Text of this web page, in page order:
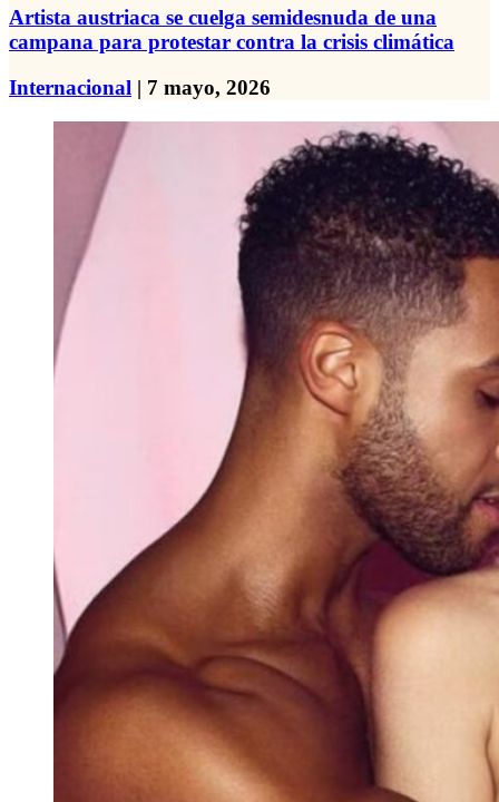
Artista austriaca se cuelga semidesnuda de una
campana para protestar contra la crisis climática
Internacional | 7 mayo, 2026